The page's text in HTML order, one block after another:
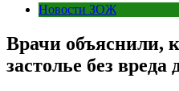
Новости ЗОЖ
Врачи объяснили,
застолье без